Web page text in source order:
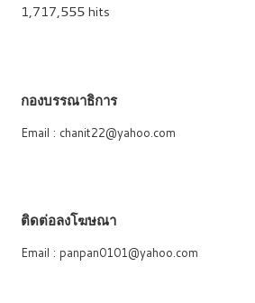
1,717,555 hits
กองบรรณาธิการ
Email : chanit22@yahoo.com
ติดต่อลงโฆษณา
Email : panpan0101@yahoo.com